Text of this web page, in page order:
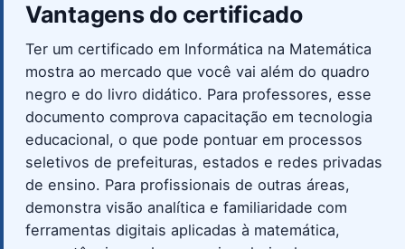
Vantagens do certificado
Ter um certificado em Informática na Matemática
mostra ao mercado que você vai além do quadro
negro e do livro didático. Para professores, esse
documento comprova capacitação em tecnologia
educacional, o que pode pontuar em processos
seletivos de prefeituras, estados e redes privadas
de ensino. Para profissionais de outras áreas,
demonstra visão analítica e familiaridade com
ferramentas digitais aplicadas à matemática,